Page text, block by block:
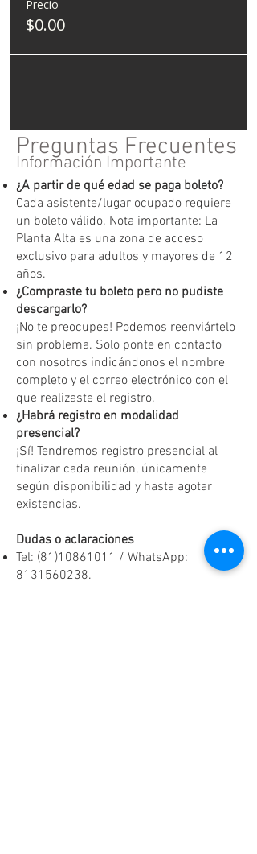
Precio
$0.00
Preguntas Frecuentes
Información Importante
¿A partir de qué edad se paga boleto?
Cada asistente/lugar ocupado requiere
un boleto válido. Nota importante: La
Planta Alta es una zona de acceso
exclusivo para adultos y mayores de 12
años.
¿Compraste tu boleto pero no pudiste
descargarlo?
¡No te preocupes! Podemos reenviártelo
sin problema. Solo ponte en contacto
con nosotros indicándonos el nombre
completo y el correo electrónico con el
que realizaste el registro.
¿Habrá registro en modalidad
presencial?
¡Sí! Tendremos registro presencial al
finalizar cada reunión, únicamente
según disponibilidad y hasta agotar
existencias.
Dudas o aclaraciones
Tel: (81)10861011 / WhatsApp:
8131560238.